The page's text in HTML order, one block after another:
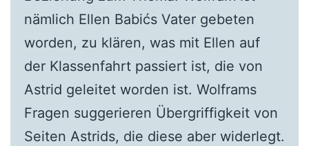
nämlich Ellen Babićs Vater gebeten
worden, zu klären, was mit Ellen auf
der Klassenfahrt passiert ist, die von
Astrid geleitet worden ist. Wolframs
Fragen suggerieren Übergriffigkeit von
Seiten Astrids, die diese aber widerlegt.